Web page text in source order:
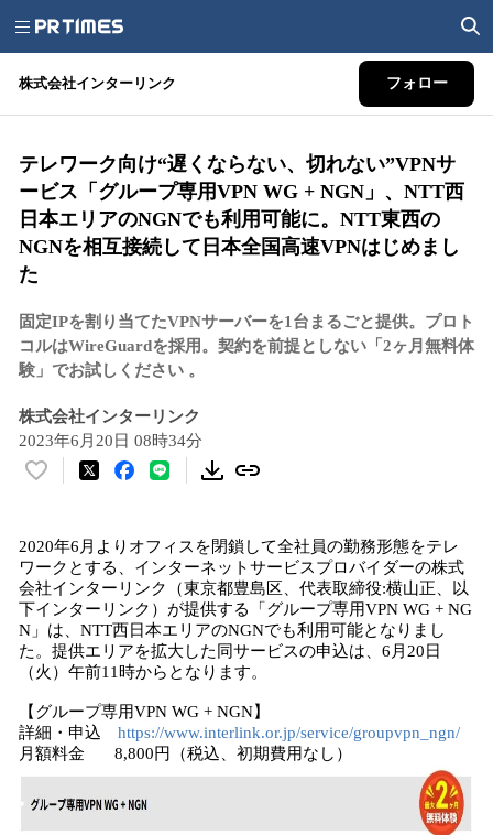
株式会社インターリンク フォロー
テレワーク向け“遅くならない、切れない”VPNサ
ービス「グループ専用VPN WG + NGN」、NTT西
日本エリアのNGNでも利用可能に。NTT東西の
NGNを相互接続して日本全国高速VPNはじめまし
た
固定IPを割り当てたVPNサーバーを1台まるごと提供。プロト
コルはWireGuardを採用。契約を前提としない「2ヶ月無料体
験」でお試しください 。
株式会社インターリンク
2023年6月20日 08時34分
い
！
数
を
読
み
込
中
で
す
2020年6月よりオフィスを閉鎖して全社員の勤務形態をテレ
ワークとする、インターネットサービスプロバイダーの株式
会社インターリンク（東京都豊島区、代表取締役:横山正、以
下インターリンク）が提供する「グループ専用VPN WG + NG
N」は、NTT西日本エリアのNGNでも利用可能となりまし
た。提供エリアを拡大した同サービスの申込は、6月20日
（火）午前11時からとなります。
【グループ専用VPN WG + NGN】
詳細・申込 https://www.interlink.or.jp/service/groupvpn_ngn/
月額料金 8,800円（税込、初期費用なし）